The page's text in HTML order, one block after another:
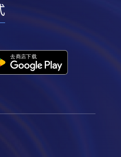
instagram